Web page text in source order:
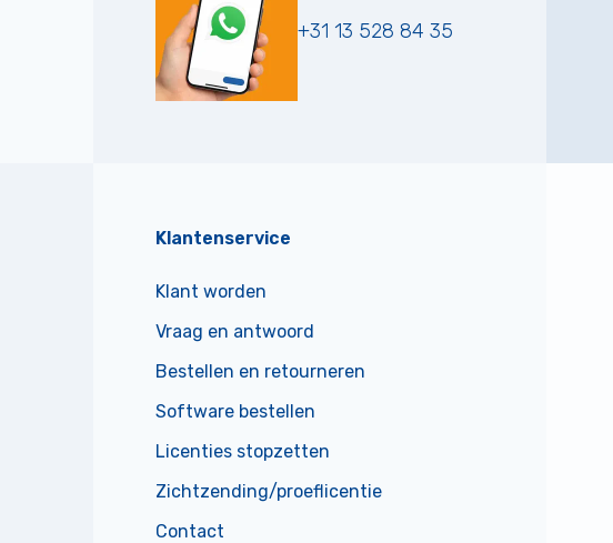
+31 13 528 84 35
Klantenservice
Klant worden
Vraag en antwoord
Bestellen en retourneren
Software bestellen
Licenties stopzetten
Zichtzending/proeflicentie
Contact